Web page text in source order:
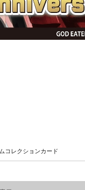
レクションカード